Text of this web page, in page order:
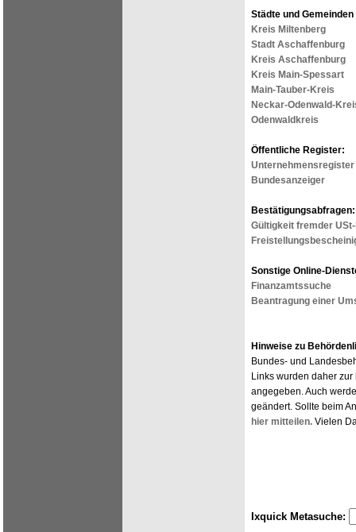
Städte und
Kreis Miltenberg
Stadt Aschaffenburg
Kreis Aschaffenburg
Kreis Main-Spessart
Main-Tauber-Kreis
Neckar-Odenwald-
Odenwaldkreis
Öffentliche Register:
Unternehmensregister
Bundesanzeiger
Bestätigungsabfragen:
Gültigkeit fremder
Sonstige Online-
Finanzamtssuche
Beantragung einer
Hinweise zu
Bundes- und
Links wurden daher
angegeben. Auch
geändert. Sollte beim
hier mitteilen. Vielen
Ixquick Metasuche: